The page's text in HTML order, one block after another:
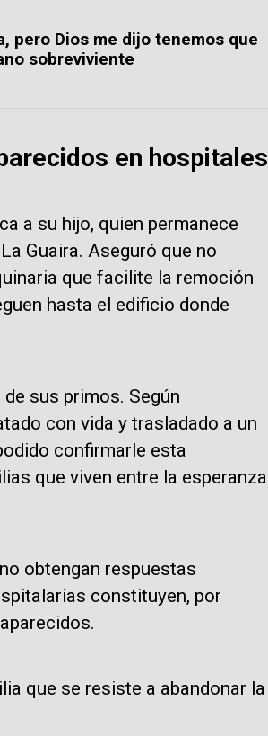
pero Dios me dijo tenemos que
sobreviviente
en hospitales
a su hijo, quien permanece
Guaira. Aseguró que no
que facilite la remoción
hasta el edificio donde
sus primos. Según
con vida y trasladado a un
confirmarle esta
que viven entre la esperanza
obtengan respuestas
constituyen, por
que se resiste a abandonar la